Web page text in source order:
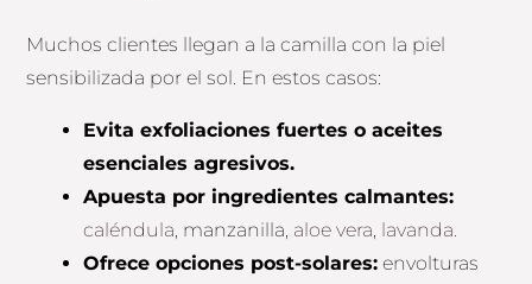
Muchos clientes llegan a la camilla con la piel
sensibilizada por el sol. En estos casos:
Evita exfoliaciones fuertes o aceites
esenciales agresivos.
Apuesta por ingredientes calmantes:
caléndula, manzanilla, aloe vera, lavanda.
Ofrece opciones post-solares: envolturas